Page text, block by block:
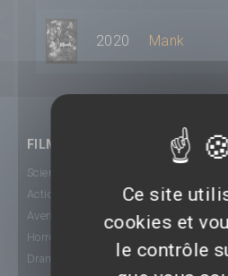
2020 Mank
FILMS
Science-Fiction
Action
Aventure
Horreur
Drame
Ce site
cookies et
le contrôle